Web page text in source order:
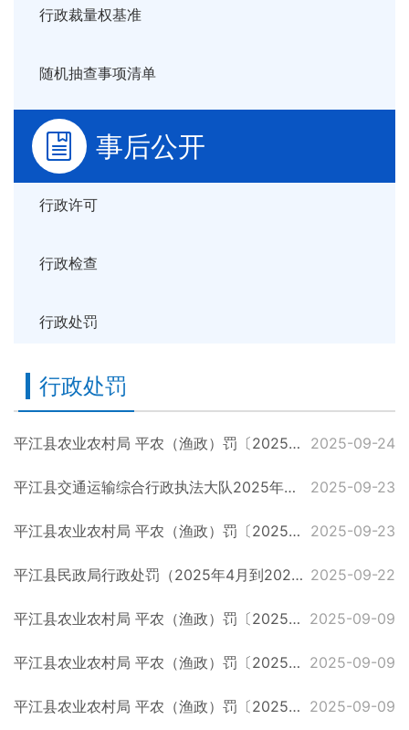
行政裁量权基准
随机抽查事项清单
事后公开
行政许可
行政检查
行政处罚
行政处罚
平江县农业农村局 平农（渔政）罚〔2025〕32号 2025-09-24
平江县交通运输综合行政执法大队2025年处罚总台账 2025-09-23
平江县农业农村局 平农（渔政）罚〔2025〕31号 2025-09-23
平江县民政局行政处罚（2025年4月到2025年9月） 2025-09-22
平江县农业农村局 平农（渔政）罚〔2025〕28号 2025-09-09
平江县农业农村局 平农（渔政）罚〔2025〕29号 2025-09-09
平江县农业农村局 平农（渔政）罚〔2025〕30号 2025-09-09